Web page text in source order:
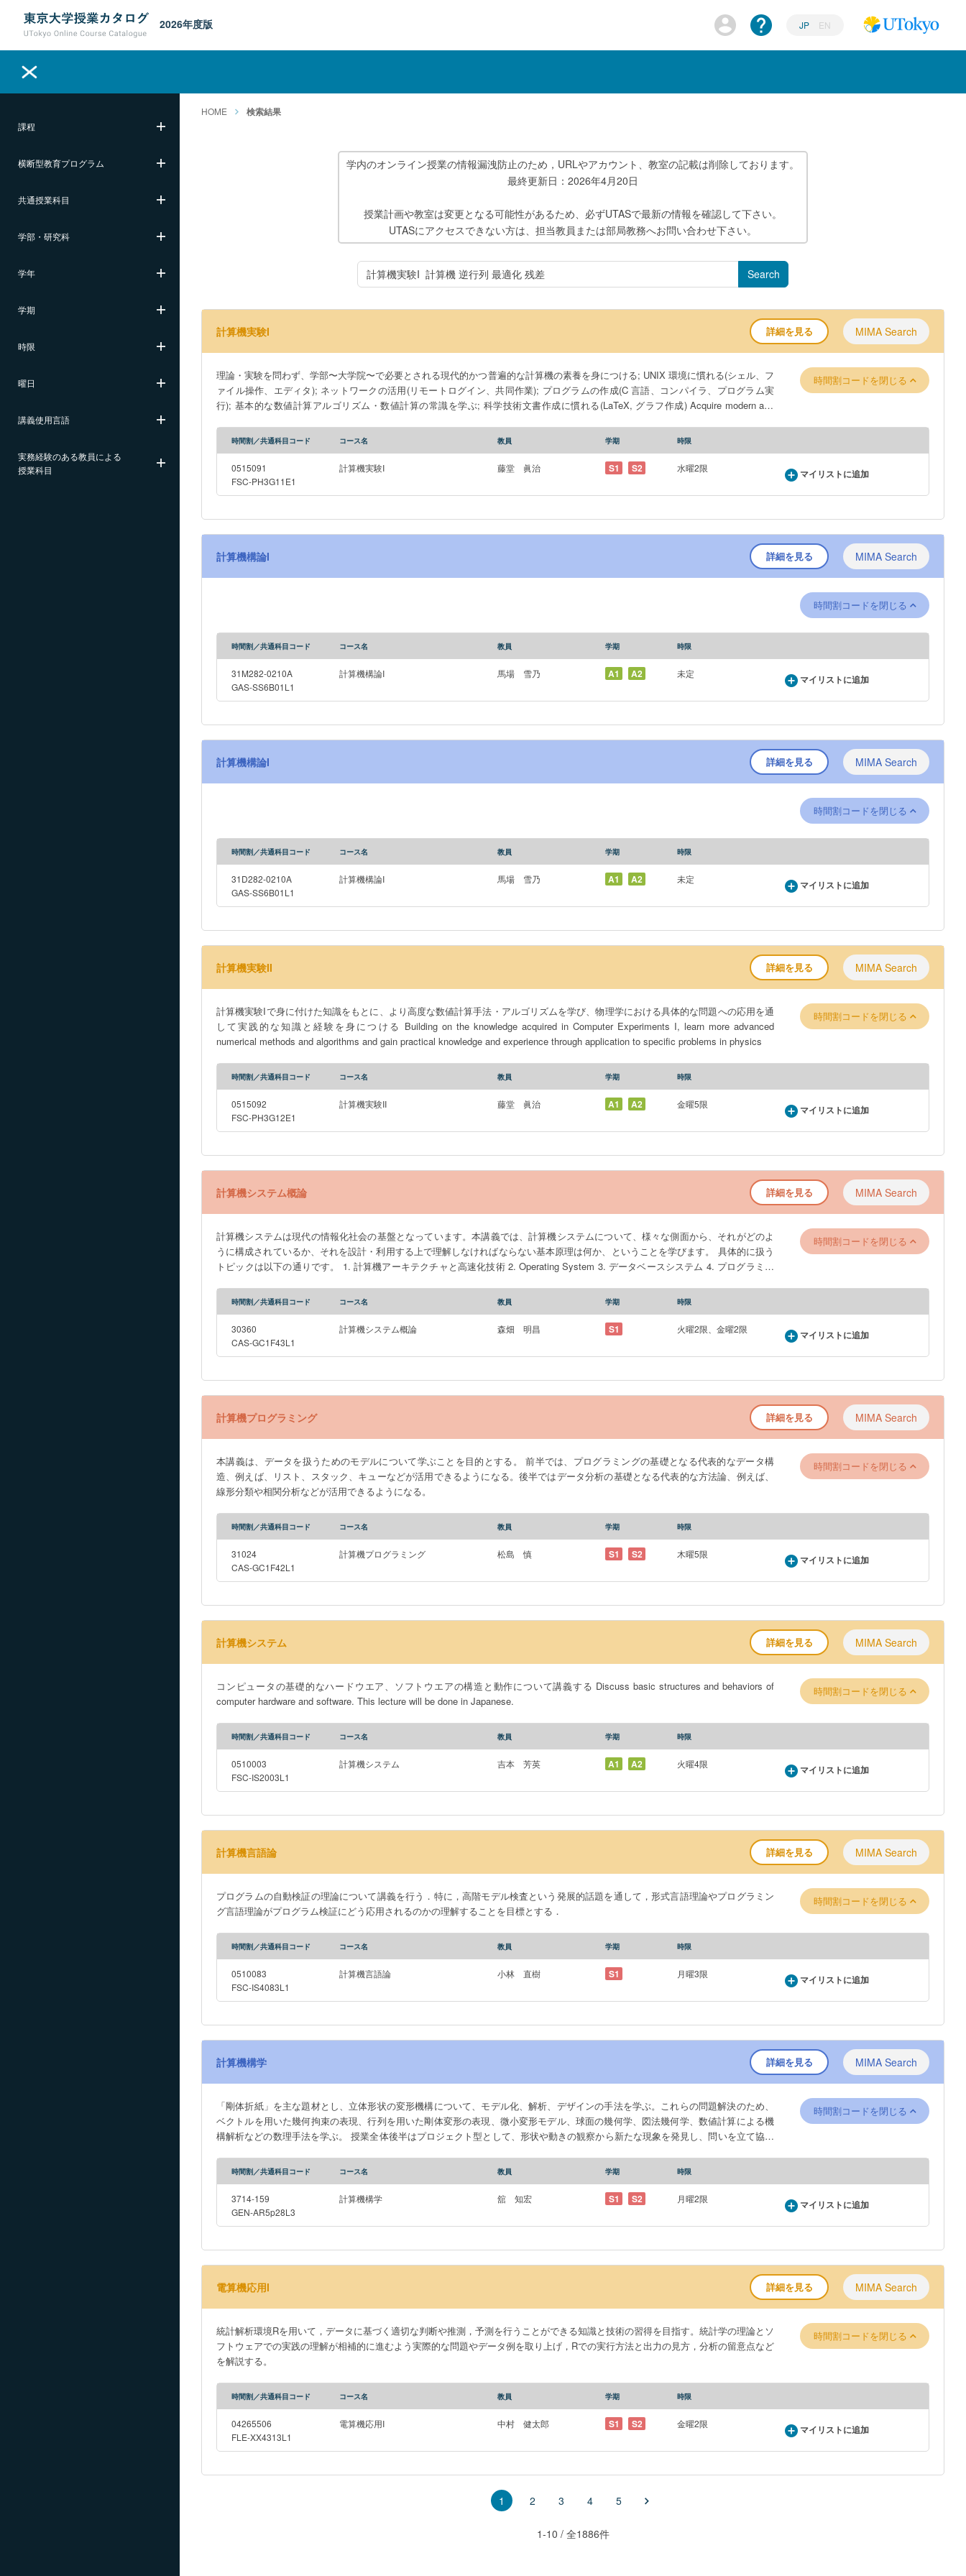
2026年度版 JP EN
課程
横断型教育プログラム
共通授業科目
学部・研究科
学年
学期
時限
曜日
講義使用言語
実務経験のある教員による
授業科目
HOME 検索結果
学内のオンライン授業の情報漏洩防止のため，URLやアカウント、教室の記載は削除しております。
最終更新日：2026年4月20日
授業計画や教室は変更となる可能性があるため、必ずUTASで最新の情報を確認して下さい。
UTASにアクセスできない方は、担当教員または部局教務へお問い合わせ下さい。
Search
計算機実験I 詳細を見る MIMA Search
理論・実験を問わず、学部〜大学院〜で必要とされる現代的かつ普遍的な計算機の素養を身につける; UNIX 環境に慣れる(シェル、フ
ァイル操作、エディタ); ネットワークの活用(リモートログイン、共同作業); プログラムの作成(C 言語、コンパイラ、プログラム実
行); 基本的な数値計算アルゴリズム・数値計算の常識を学ぶ; 科学技術文書作成に慣れる(LaTeX, グラフ作成) Acquire modern and
with the UNIX environment (shell, file operations, editors); networking (remote login, collaboration); programming (C language,
compilers, program execution); learn basic numerical algorithms and numerical calculation common sense; become familiar with
scientific and technical documentation (LaTeX, drawing graphs)
時間割コードを閉じる
時間割／共通科目コード コース名 教員 学期 時限
0515091
FSC-PH3G11E1
計算機実験I 藤堂 眞治 S1 S2 水曜2限 マイリストに追加
計算機構論I 詳細を見る MIMA Search
時間割コードを閉じる
時間割／共通科目コード コース名 教員 学期 時限
31M282-0210A
GAS-SS6B01L1
計算機構論I 馬場 雪乃 A1 A2 未定 マイリストに追加
計算機構論I 詳細を見る MIMA Search
時間割コードを閉じる
時間割／共通科目コード コース名 教員 学期 時限
31D282-0210A
GAS-SS6B01L1
計算機構論I 馬場 雪乃 A1 A2 未定 マイリストに追加
計算機実験II 詳細を見る MIMA Search
計算機実験Iで身に付けた知識をもとに、より高度な数値計算手法・アルゴリズムを学び、物理学における具体的な問題への応用を通
して実践的な知識と経験を身につける Building on the knowledge acquired in Computer Experiments I, learn more advanced
numerical methods and algorithms and gain practical knowledge and experience through application to specific problems in physics
時間割コードを閉じる
時間割／共通科目コード コース名 教員 学期 時限
0515092
FSC-PH3G12E1
計算機実験II 藤堂 眞治 A1 A2 金曜5限 マイリストに追加
計算機システム概論 詳細を見る MIMA Search
計算機システムは現代の情報化社会の基盤となっています。本講義では、計算機システムについて、様々な側面から、それがどのよ
うに構成されているか、それを設計・利用する上で理解しなければならない基本原理は何か、ということを学びます。 具体的に扱う
トピックは以下の通りです。 1. 計算機アーキテクチャと高速化技術 2. Operating System 3. データベースシステム 4. プログラミン
時間割コードを閉じる
時間割／共通科目コード コース名 教員 学期 時限
30360
CAS-GC1F43L1
計算機システム概論 森畑 明昌 S1 火曜2限、金曜2限 マイリストに追加
計算機プログラミング 詳細を見る MIMA Search
本講義は、データを扱うためのモデルについて学ぶことを目的とする。 前半では、プログラミングの基礎となる代表的なデータ構
造、例えば、リスト、スタック、キューなどが活用できるようになる。後半ではデータ分析の基礎となる代表的な方法論、例えば、
線形分類や相関分析などが活用できるようになる。
時間割コードを閉じる
時間割／共通科目コード コース名 教員 学期 時限
31024
CAS-GC1F42L1
計算機プログラミング 松島 慎 S1 S2 木曜5限 マイリストに追加
計算機システム 詳細を見る MIMA Search
コンピュータの基礎的なハードウエア、ソフトウエアの構造と動作について講義する Discuss basic structures and behaviors of
computer hardware and software. This lecture will be done in Japanese.
時間割コードを閉じる
時間割／共通科目コード コース名 教員 学期 時限
0510003
FSC-IS2003L1
計算機システム 吉本 芳英 A1 A2 火曜4限 マイリストに追加
計算機言語論 詳細を見る MIMA Search
プログラムの自動検証の理論について講義を行う．特に，高階モデル検査という発展的話題を通して，形式言語理論やプログラミン
グ言語理論がプログラム検証にどう応用されるのかの理解することを目標とする．
時間割コードを閉じる
時間割／共通科目コード コース名 教員 学期 時限
0510083
FSC-IS4083L1
計算機言語論 小林 直樹 S1 月曜3限 マイリストに追加
計算機構学 詳細を見る MIMA Search
「剛体折紙」を主な題材とし、立体形状の変形機構について、モデル化、解析、デザインの手法を学ぶ。これらの問題解決のため、
ベクトルを用いた幾何拘束の表現、行列を用いた剛体変形の表現、微小変形モデル、球面の幾何学、図法幾何学、数値計算による機
構解析などの数理手法を学ぶ。 授業全体後半はプロジェクト型として、形状や動きの観察から新たな現象を発見し、問いを立て協働
and design of mechanisms of 3-D shape transformation. To solve these problems, participants learn mathematical methods such as
representation of geometric constraints using vectors, representation of rigid body deformation using matrices, infinitesimal
deformation models, geometry of spherical surfaces, descriptive geometry, and mechanism analysis by numerical calculation. The
second half of the course is project-based, where students discover new phenomena through observation of shapes and movements,
formulate questions, and design through collaboration.
時間割コードを閉じる
時間割／共通科目コード コース名 教員 学期 時限
3714-159
GEN-AR5p28L3
計算機構学 舘 知宏 S1 S2 月曜2限 マイリストに追加
電算機応用I 詳細を見る MIMA Search
統計解析環境Rを用いて，データに基づく適切な判断や推測，予測を行うことができる知識と技術の習得を目指す。統計学の理論とソ
フトウェアでの実践の理解が相補的に進むよう実際的な問題やデータ例を取り上げ，Rでの実行方法と出力の見方，分析の留意点など
を解説する。
時間割コードを閉じる
時間割／共通科目コード コース名 教員 学期 時限
04265506
FLE-XX4313L1
電算機応用I 中村 健太郎 S1 S2 金曜2限 マイリストに追加
1 2 3 4 5
1-10 / 全1886件